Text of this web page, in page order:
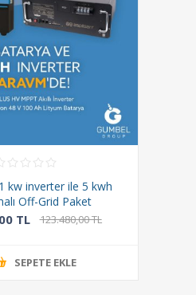
kw inverter ile 5 kwh
Off-Grid Paket
TL 123.480,00 TL
SEPETE EKLE